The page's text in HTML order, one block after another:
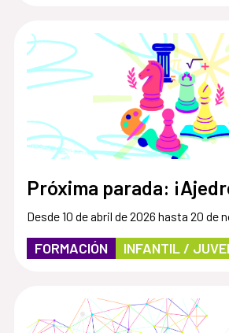
Próxima parada:
Desde 10 de abril de 2026 hasta 20 de
FORMACIÓN INFANTIL /